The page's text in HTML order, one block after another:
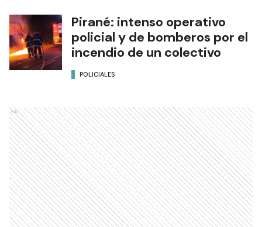
Pirané: intenso operativo
policial y de bomberos por el
incendio de un colectivo
POLICIALES
Ads